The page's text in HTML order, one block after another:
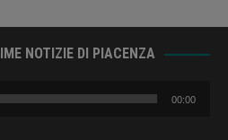
NOTIZIE DI PIACENZA
00:00